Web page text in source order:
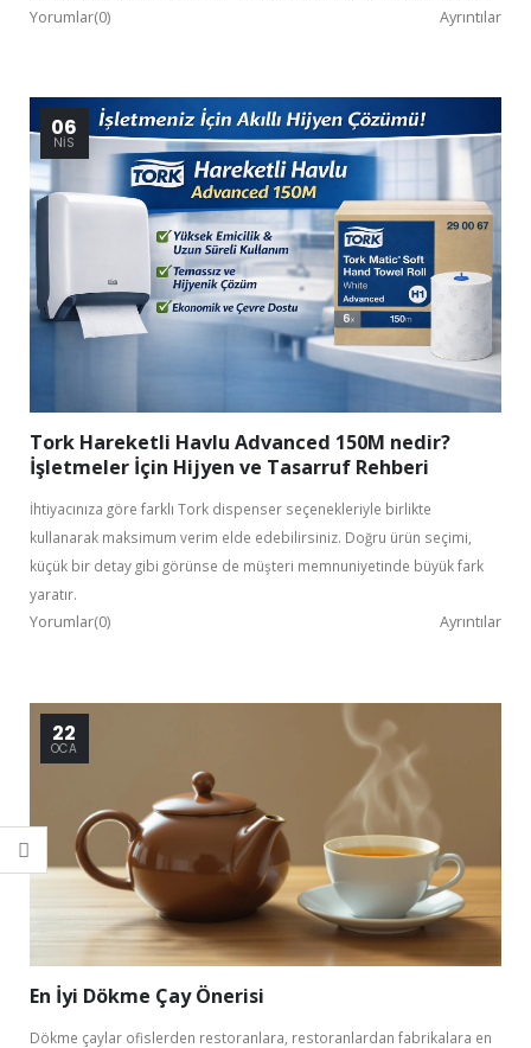
Yorumlar(0) Ayrıntılar
06
NIS
Tork Hareketli Havlu Advanced 150M nedir?
İşletmeler İçin Hijyen ve Tasarruf Rehberi
İhtiyacınıza göre farklı Tork dispenser seçenekleriyle birlikte
kullanarak maksimum verim elde edebilirsiniz. Doğru ürün seçimi,
küçük bir detay gibi görünse de müşteri memnuniyetinde büyük fark
yaratır.
Yorumlar(0) Ayrıntılar
22
OCA
En İyi Dökme Çay Önerisi
Dökme çaylar ofislerden restoranlara, restoranlardan fabrikalara en